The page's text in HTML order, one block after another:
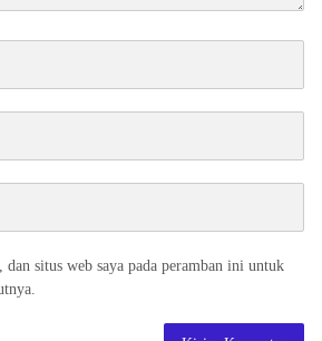
dan situs web saya pada peramban ini untuk